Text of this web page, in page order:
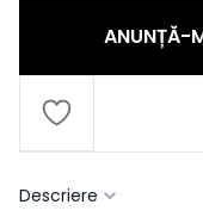
ANUNȚĂ-
Descriere